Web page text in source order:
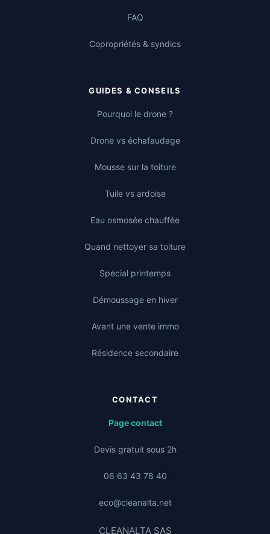
FAQ
Copropriétés & syndics
GUIDES & CONSEILS
Pourquoi le drone ?
Drone vs échafaudage
Mousse sur la toiture
Tuile vs ardoise
Eau osmosée chauffée
Quand nettoyer sa toiture
Spécial printemps
Démoussage en hiver
Avant une vente immo
Résidence secondaire
CONTACT
Page contact
Devis gratuit sous 2h
06 63 43 78 40
eco@cleanalta.net
CLEANALTA SAS